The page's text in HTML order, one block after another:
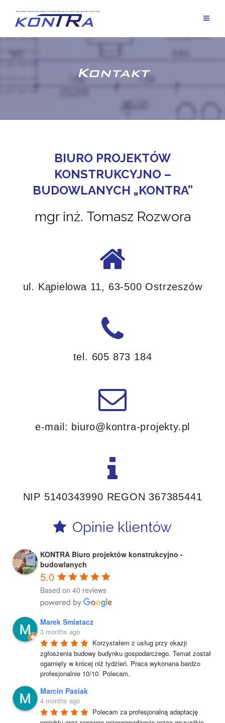
Kontakt
BIURO PROJEKTÓW
KONSTRUKCYJNO –
BUDOWLANYCH „KONTRA”
mgr inż. Tomasz Rozwora
ul. Kąpielowa 11, 63-500 Ostrzeszów
tel. 605 873 184
e-mail: biuro@kontra-projekty.pl
NIP 5140343990 REGON 367385441
Opinie klientów
KONTRA Biuro projektów konstrukcyjno -
budowlanych
5.0
Based on 40 reviews
Marek Smiatacz
3 months ago
Korzystałem z usług przy okazji
zgłoszenia budowy budynku gospodarczego. Temat został
ogarnięty w krócej niż tydzień. Praca wykonana bardzo
profesjonalnie 10/10. Polecam.
Marcin Pasiak
4 months ago
Polecam za profesjonalną adaptację